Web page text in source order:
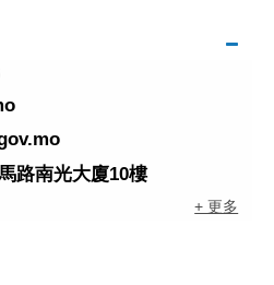
路南光大廈10樓
+ 更多